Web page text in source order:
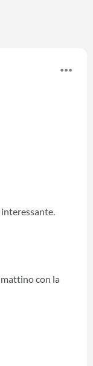
con la